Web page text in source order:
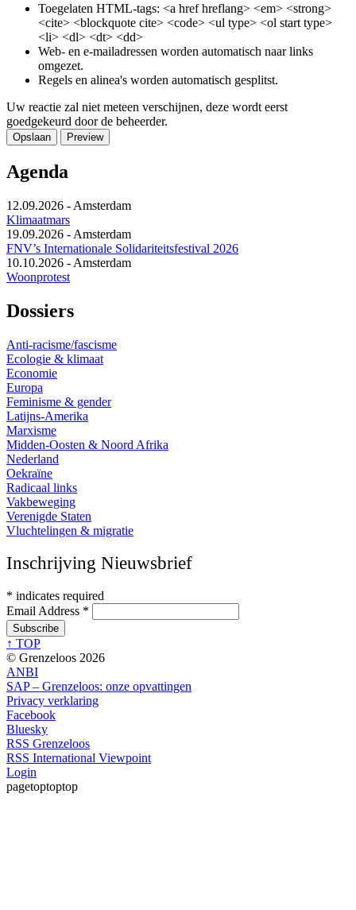
Toegelaten HTML-tags: <a href hreflang> <em> <strong>
<cite> <blockquote cite> <code> <ul type> <ol start type>
<li> <dl> <dt> <dd>
Web- en e-mailadressen worden automatisch naar links
omgezet.
Regels en alinea's worden automatisch gesplitst.
Uw reactie zal niet meteen verschijnen, deze wordt eerst
goedgekeurd door de beheerder.
Agenda
12.09.2026 - Amsterdam
Klimaatmars
19.09.2026 - Amsterdam
FNV’s Internationale Solidariteitsfestival 2026
10.10.2026 - Amsterdam
Woonprotest
Dossiers
Anti-racisme/fascisme
Ecologie & klimaat
Economie
Europa
Feminisme & gender
Latijns-Amerika
Marxisme
Midden-Oosten & Noord Afrika
Nederland
Oekraïne
Radicaal links
Vakbeweging
Verenigde Staten
Vluchtelingen & migratie
Inschrijving Nieuwsbrief
* indicates required
Email Address *
↑ TOP
© Grenzeloos 2026
ANBI
SAP – Grenzeloos: onze opvattingen
Privacy verklaring
Facebook
Bluesky
RSS Grenzeloos
RSS International Viewpoint
Login
pagetoptoptop